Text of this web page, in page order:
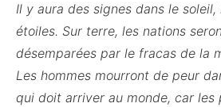
Il y aura des signes dans le
étoiles. Sur terre, les nations
désemparées par le fracas de la
Les hommes mourront de peur
qui doit arriver au monde, car les